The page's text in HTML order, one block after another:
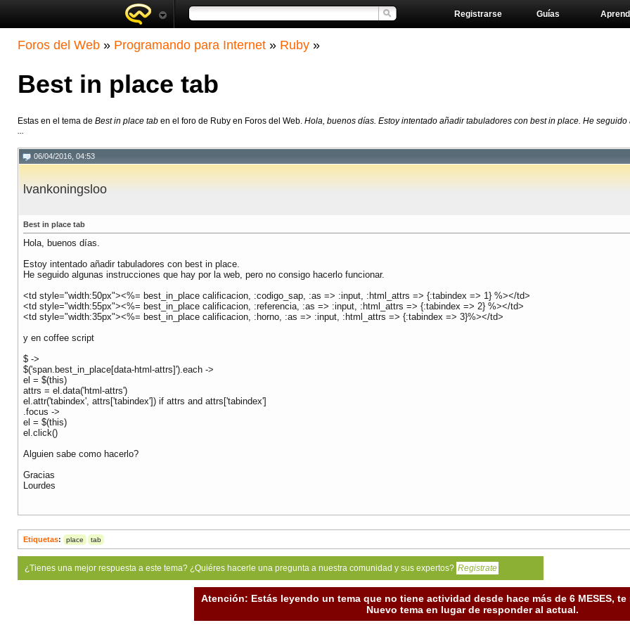
Guías
Registrarse
Foros del Web » Programando para Internet » Ruby »
Best in place tab
Estas en el tema de Best in place tab en el foro de Ruby en Foros del Web. Hola, buenos días. Estoy intentado añadir tabuladores con best in place. He
...
06/04/2016, 04:53
lvankoningsloo
Best in place tab
Hola, buenos días.
Estoy intentado añadir tabuladores con best in place.
He seguido algunas instrucciones que hay por la web, pero no consigo hacerlo funcionar.
<td style="width:50px"><%= best_in_place calificacion, :codigo_sap, :as => :input, :html_attrs => {:tabindex => 1} %></td>
<td style="width:55px"><%= best_in_place calificacion, :referencia, :as => :input, :html_attrs => {:tabindex => 2} %></td>
<td style="width:35px"><%= best_in_place calificacion, :horno, :as => :input, :html_attrs => {:tabindex => 3}%></td>
y en coffee script
$ ->
$('span.best_in_place[data-html-attrs]').each ->
el = $(this)
attrs = el.data('html-attrs')
el.attr('tabindex', attrs['tabindex']) if attrs and attrs['tabindex']
.focus ->
el = $(this)
el.click()
Alguien sabe como hacerlo?
Gracias
Lourdes
Etiquetas: place tab
¿Tienes una mejor respuesta a este tema? ¿Quiéres hacerle una pregunta a nuestra comunidad y sus expertos? Registrate
Atención: Estás leyendo un tema que no tiene actividad desde hace más de 6 MESES,
Nuevo tema en lugar de responder al actual.